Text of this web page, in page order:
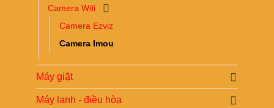
Camera Wifi
Camera Ezviz
Camera Imou
Máy giặt
Máy lạnh - điều hòa